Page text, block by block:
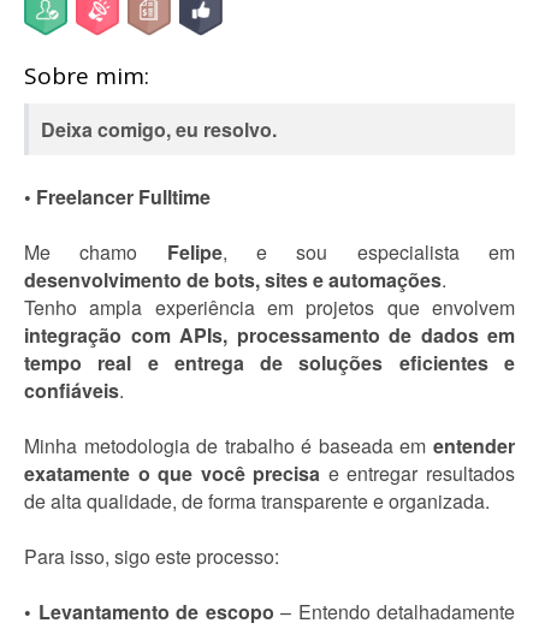
Sobre mim:
Deixa comigo, eu resolvo.
• Freelancer Fulltime
Me chamo Felipe, e sou especialista em
desenvolvimento de bots, sites e automações.
Tenho ampla experiência em projetos que envolvem
integração com APIs, processamento de dados em
tempo real e entrega de soluções eficientes e
confiáveis.
Minha metodologia de trabalho é baseada em entender
exatamente o que você precisa e entregar resultados
de alta qualidade, de forma transparente e organizada.
Para isso, sigo este processo:
• Levantamento de escopo – Entendo detalhadamente